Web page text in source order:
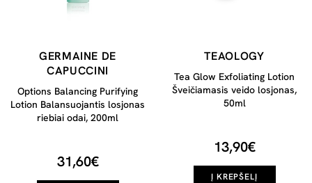
GERMAINE DE
CAPUCCINI
Options Balancing Purifying
Lotion Balansuojantis losjonas
riebiai odai, 200ml
31,60€
TEAOLOGY
Tea Glow Exfoliating Lotion
Šveičiamasis veido losjonas,
50ml
13,90€
Į KREPŠELĮ